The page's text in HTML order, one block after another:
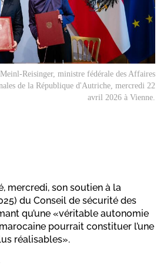
Reisinger, ministre fédérale des Affaires
de la République d'Autriche, mercredi 22
avril 2026 à Vienne.
mercredi, son soutien à la
du Conseil de sécurité des
qu’une «véritable autonomie
pourrait constituer l’une
réalisables».